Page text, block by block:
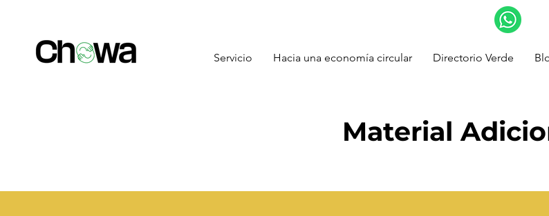
Servicio Hacia una economía circular Directorio Verde
Material